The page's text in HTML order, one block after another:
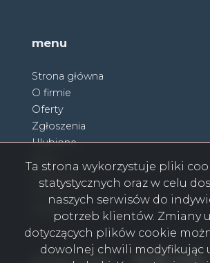
menu
Strona główna
O firmie
Oferty
Zgłoszenia
Ulubione
Kontakt
Facebook
Facebook
Facebook
Ta strona wykorzystuje pliki
statystycznych oraz w celu
naszych serwisów do
potrzeb klientów. Zmiany
dotyczących plików cookie
dowolnej chwili modyfikując